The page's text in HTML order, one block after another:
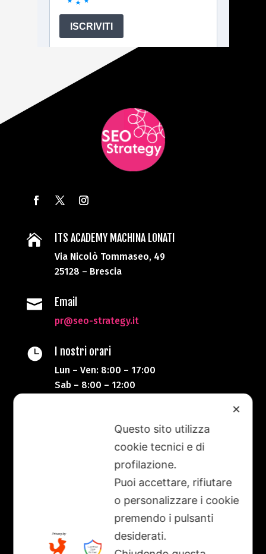
 ITS ACADEMY MACHINA LONATI
Via Nicolò Tommaseo, 49
25128 – Brescia
 Email
pr@seo-strategy.it
 I nostri orari
Lun – Ven: 8:00 – 17:00
Sab – 8:00 – 12:00
+39 333 87 20 623
Il portale SEO-Strategy è nato col Corso SEO
Strategy per Marketing Technology Specialist
di ITS Machina Lonati.
Fondazione Istituto Tecnico Superiore per le
✕
Questo sito utilizza
cookie tecnici e di
profilazione.
Puoi accettare, rifiutare
o personalizzare i cookie
premendo i pulsanti
desiderati.